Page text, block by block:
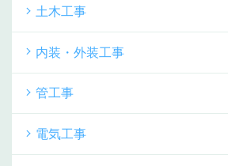
土木工事
内装・外装工事
管工事
電気工事